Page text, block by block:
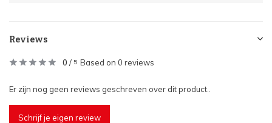
Reviews
0 / 5 Based on 0 reviews
Er zijn nog geen reviews geschreven over dit product..
Schrijf je eigen review